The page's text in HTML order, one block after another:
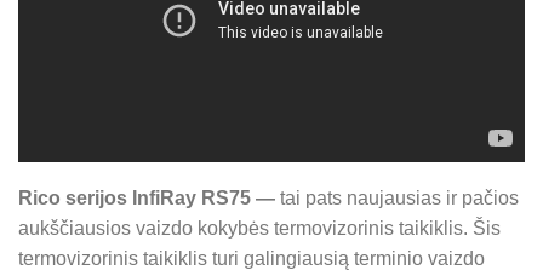
Rico serijos InfiRay RS75 —tai pats naujausias ir pačios
aukščiausios vaizdo kokybėstermovizorinis taikiklis. Šis
termovizorinis taikiklis turi galingiausią terminio vaizdo